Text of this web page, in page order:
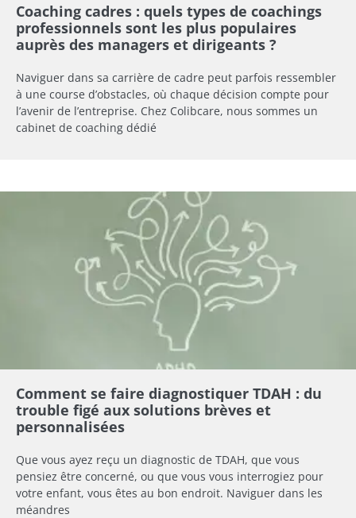
Coaching cadres : quels types de coachings
professionnels sont les plus populaires
auprès des managers et dirigeants ?
Naviguer dans sa carrière de cadre peut parfois ressembler
à une course d’obstacles, où chaque décision compte pour
l’avenir de l’entreprise. Chez Colibcare, nous sommes un
cabinet de coaching dédié
Comment se faire diagnostiquer TDAH : du
trouble figé aux solutions brèves et
personnalisées
Que vous ayez reçu un diagnostic de TDAH, que vous
pensiez être concerné, ou que vous vous interrogiez pour
votre enfant, vous êtes au bon endroit. Naviguer dans les
méandres